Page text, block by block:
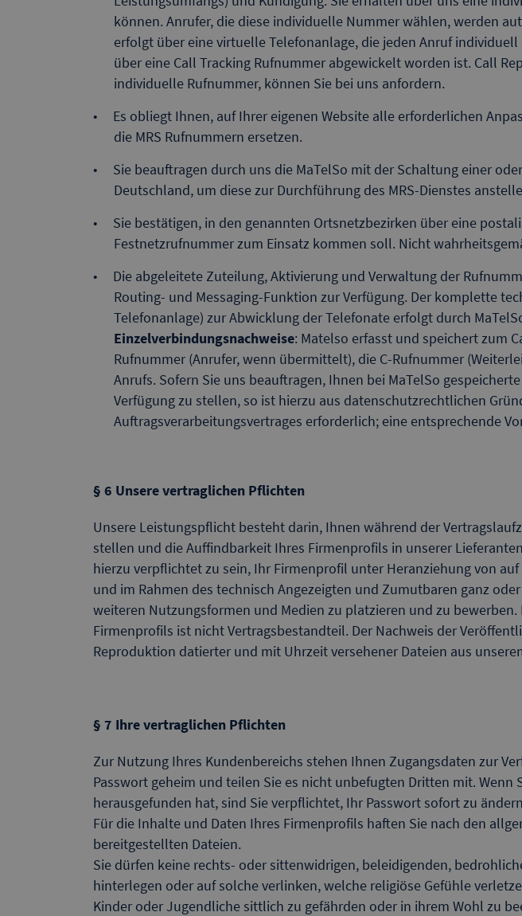
können. Anrufer, die diese individuelle Nummer wählen, werden
erfolgt über eine virtuelle Telefonanlage, die jeden Anruf
über eine Call Tracking Rufnummer abgewickelt worden ist. Call
individuelle Rufnummer, können Sie bei uns anfordern.
Es obliegt Ihnen, auf Ihrer eigenen Website alle erforderlichen
die MRS Rufnummern ersetzen.
Sie beauftragen durch uns die MaTelSo mit der Schaltung einer
Deutschland, um diese zur Durchführung des MRS-Dienstes
Sie bestätigen, in den genannten Ortsnetzbezirken über eine
Festnetzrufnummer zum Einsatz kommen soll. Nicht
Die abgeleitete Zuteilung, Aktivierung und Verwaltung der
Routing- und Messaging-Funktion zur Verfügung. Der komplette
Telefonanlage) zur Abwicklung der Telefonate erfolgt durch
Einzelverbindungsnachweise: Matelso erfasst und speichert zum
Rufnummer (Anrufer, wenn übermittelt), die C-Rufnummer
Anrufs. Sofern Sie uns beauftragen, Ihnen bei MaTelSo
Verfügung zu stellen, so ist hierzu aus datenschutzrechtlichen
Auftragsverarbeitungsvertrages erforderlich; eine entsprechende
§ 6 Unsere vertraglichen Pflichten
Unsere Leistungspflicht besteht darin, Ihnen während der
stellen und die Auffindbarkeit Ihres Firmenprofils in unserer
hierzu verpflichtet zu sein, Ihr Firmenprofil unter Heranziehung von
und im Rahmen des technisch Angezeigten und Zumutbaren ganz
weiteren Nutzungsformen und Medien zu platzieren und zu
Firmenprofils ist nicht Vertragsbestandteil. Der Nachweis der
Reproduktion datierter und mit Uhrzeit versehener Dateien aus
§ 7 Ihre vertraglichen Pflichten
Zur Nutzung Ihres Kundenbereichs stehen Ihnen Zugangsdaten zur
Passwort geheim und teilen Sie es nicht unbefugten Dritten mit.
herausgefunden hat, sind Sie verpflichtet, Ihr Passwort sofort zu
Für die Inhalte und Daten Ihres Firmenprofils haften Sie nach den
bereitgestellten Dateien.
Sie dürfen keine rechts- oder sittenwidrigen, beleidigenden,
hinterlegen oder auf solche verlinken, welche religiöse Gefühle
Kinder oder Jugendliche sittlich zu gefährden oder in ihrem Wohl zu